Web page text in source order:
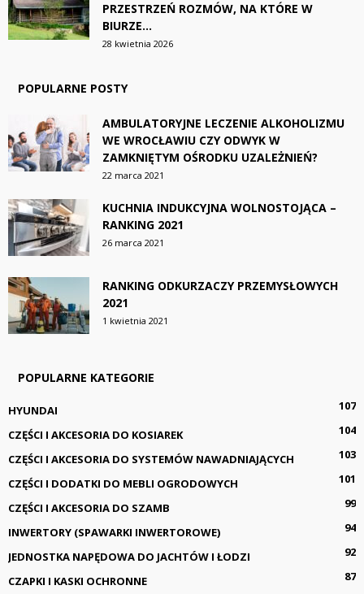
PRZESTRZEŃ ROZMÓW, NA KTÓRE W
BIURZE...
28 kwietnia 2026
POPULARNE POSTY
AMBULATORYJNE LECZENIE ALKOHOLIZMU
WE WROCŁAWIU CZY ODWYK W
ZAMKNIĘTYM OŚRODKU UZALEŻNIEŃ?
22 marca 2021
KUCHNIA INDUKCYJNA WOLNOSTOJĄCA –
RANKING 2021
26 marca 2021
RANKING ODKURZACZY PRZEMYSŁOWYCH
2021
1 kwietnia 2021
POPULARNE KATEGORIE
HYUNDAI
107
CZĘŚCI I AKCESORIA DO KOSIAREK
104
CZĘŚCI I AKCESORIA DO SYSTEMÓW NAWADNIAJĄCYCH
103
CZĘŚCI I DODATKI DO MEBLI OGRODOWYCH
101
CZĘŚCI I AKCESORIA DO SZAMB
99
INWERTORY (SPAWARKI INWERTOROWE)
94
JEDNOSTKA NAPĘDOWA DO JACHTÓW I ŁODZI
92
CZAPKI I KASKI OCHRONNE
87